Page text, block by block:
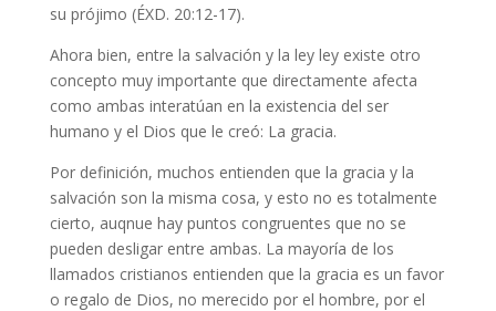
su prójimo (ÉXD. 20:12-17).
Ahora bien, entre la salvación y la ley ley existe otro
concepto muy importante que directamente afecta
como ambas interatúan en la existencia del ser
humano y el Dios que le creó: La gracia.
Por definición, muchos entienden que la gracia y la
salvación son la misma cosa, y esto no es totalmente
cierto, auqnue hay puntos congruentes que no se
pueden desligar entre ambas. La mayoría de los
llamados cristianos entienden que la gracia es un favor
o regalo de Dios, no merecido por el hombre, por el